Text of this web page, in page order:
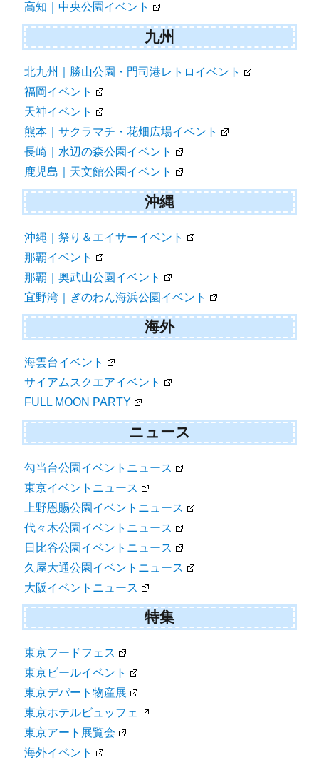
高知｜中央公園イベント
九州
北九州｜勝山公園・門司港レトロイベント
福岡イベント
天神イベント
熊本｜サクラマチ・花畑広場イベント
長崎｜水辺の森公園イベント
鹿児島｜天文館公園イベント
沖縄
沖縄｜祭り＆エイサーイベント
那覇イベント
那覇｜奥武山公園イベント
宜野湾｜ぎのわん海浜公園イベント
海外
海雲台イベント
サイアムスクエアイベント
FULL MOON PARTY
ニュース
勾当台公園イベントニュース
東京イベントニュース
上野恩賜公園イベントニュース
代々木公園イベントニュース
日比谷公園イベントニュース
久屋大通公園イベントニュース
大阪イベントニュース
特集
東京フードフェス
東京ビールイベント
東京デパート物産展
東京ホテルビュッフェ
東京アート展覧会
海外イベント